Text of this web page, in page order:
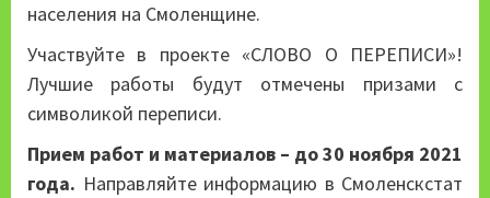
населения на Смоленщине.
Участвуйте в проекте «СЛОВО О ПЕРЕПИСИ»!
Лучшие работы будут отмечены призами с
символикой переписи.
Прием работ и материалов – до 30 ноября 2021
года. Направляйте информацию в Смоленскстат